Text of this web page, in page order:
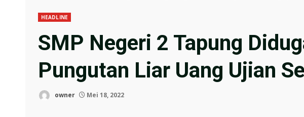
HEADLINE
SMP Negeri 2 Tapung
Pungutan Liar Uang Ujian
owner Mei 18, 2022